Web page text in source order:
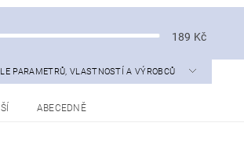
189 Kč
PARAMETRŮ, VLASTNOSTÍ A VÝROBCŮ
ABECEDNĚ